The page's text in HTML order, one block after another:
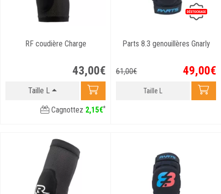
RF coudière Charge
43,00€
Taille L
Cagnottez 2,15€*
Parts 8.3 genouillères Gnarly
61,00€ 49,00€
Taille L